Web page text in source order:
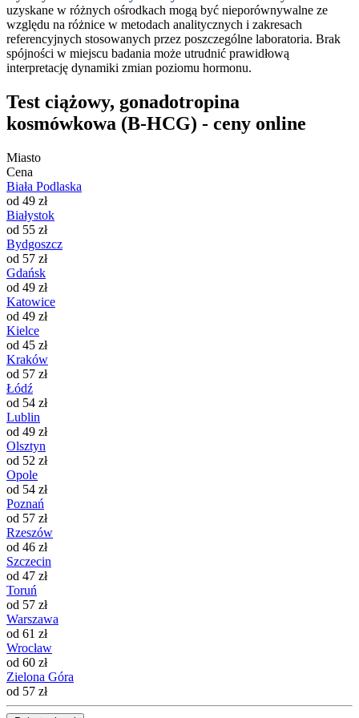
uzyskane w różnych ośrodkach mogą być nieporównywalne ze
względu na różnice w metodach analitycznych i zakresach
referencyjnych stosowanych przez poszczególne laboratoria. Brak
spójności w miejscu badania może utrudnić prawidłową
interpretację dynamiki zmian poziomu hormonu.
Test ciążowy, gonadotropina
kosmówkowa (B-HCG) - ceny online
Miasto
Cena
Biała Podlaska
od 49 zł
Białystok
od 55 zł
Bydgoszcz
od 57 zł
Gdańsk
od 49 zł
Katowice
od 49 zł
Kielce
od 45 zł
Kraków
od 57 zł
Łódź
od 54 zł
Lublin
od 49 zł
Olsztyn
od 52 zł
Opole
od 54 zł
Poznań
od 57 zł
Rzeszów
od 46 zł
Szczecin
od 47 zł
Toruń
od 57 zł
Warszawa
od 61 zł
Wrocław
od 60 zł
Zielona Góra
od 57 zł